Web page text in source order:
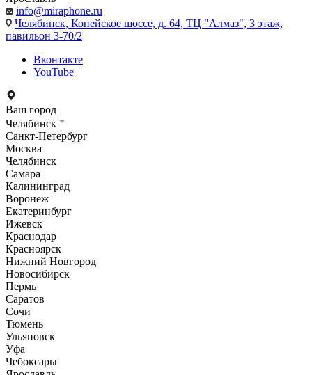
info@miraphone.ru
Челябинск, Копейское шоссе, д. 64, ТЦ "Алмаз", 3 этаж,
павильон 3-70/2
Вконтакте
YouTube
Ваш город
Челябинск
Санкт-Петербург
Москва
Челябинск
Самара
Калининград
Воронеж
Екатеринбург
Ижевск
Краснодар
Красноярск
Нижний Новгород
Новосибирск
Пермь
Саратов
Сочи
Тюмень
Ульяновск
Уфа
Чебоксары